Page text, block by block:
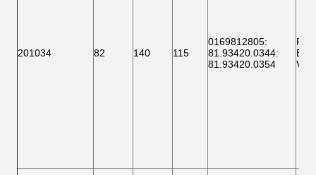
201034 82 140 115
0169812805:
81.93420.0344:
81.93420.0354
F